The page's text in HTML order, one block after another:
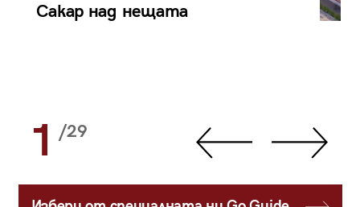
Сакар над нещата
1 /29